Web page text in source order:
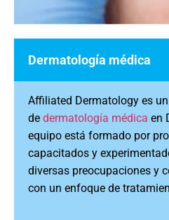
Dermatología médica
Affiliated Dermatology es
de dermatología médica en
equipo está formado por
capacitados y
diversas preocupaciones y
con un enfoque de